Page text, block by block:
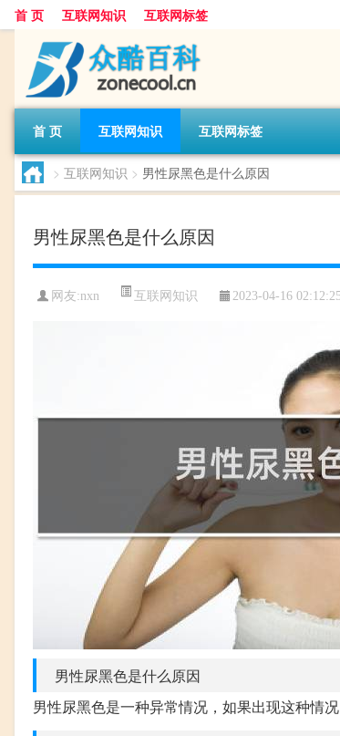
首 页 互联网知识 互联网标签
首 页 互联网知识 互联网标签
> 互联网知识 > 男性尿黑色是什么原因
男性尿黑色是什么原因
网友:nxn 互联网知识 2023-04-16
男性尿黑色是什么原因
男性尿黑色是一种异常情况，如果出现这种情